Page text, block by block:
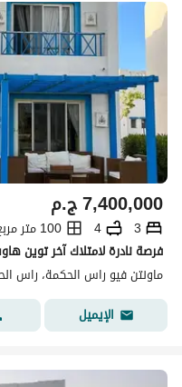
ج.م7,400,000
3
4
100 متر مربع
ماونتن فيو راس الحكمة، راس
الإيميل